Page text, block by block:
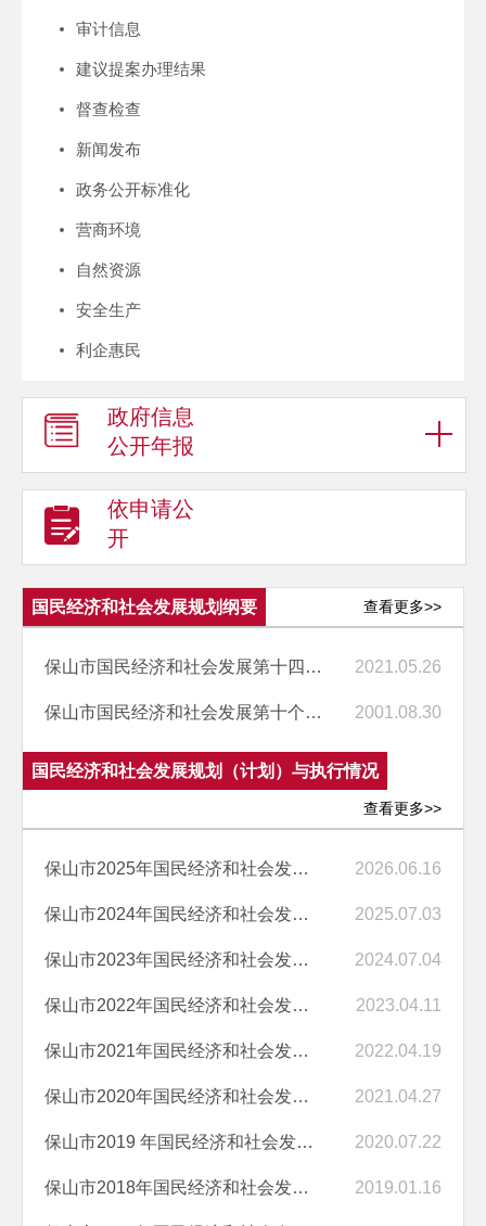
审计信息
建议提案办理结果
督查检查
新闻发布
政务公开标准化
营商环境
自然资源
安全生产
利企惠民
政府信息
公开年报
依申请公
开
国民经济和社会发展规划纲要 查看更多>>
保山市国民经济和社会发展第十四个五年规划和二〇三五年远景目标纲要 2021.05.26
保山市国民经济和社会发展第十个五年计划刚要 2001.08.30
国民经济和社会发展规划（计划）与执行情况
查看更多>>
保山市2025年国民经济和社会发展计划执行情况与2026年国民经济和社会发... 2026.06.16
保山市2024年国民经济和社会发展计划执行情况与2025年国民经济和社会发... 2025.07.03
保山市2023年国民经济和社会发展计划执行情况与2024年国民经济和社会发... 2024.07.04
保山市2022年国民经济和社会发展计划执行情况与2023年国民经济和社会发... 2023.04.11
保山市2021年国民经济和社会发展计划执行情况与2022年国民经济和社会发... 2022.04.19
保山市2020年国民经济和社会发展计划执行情况与2021年国民经济和社会发... 2021.04.27
保山市2019 年国民经济和社会发展计划执行情况与2020 年国民经济和社会... 2020.07.22
保山市2018年国民经济和社会发展计划执行情况与2019年国民经济和社会发... 2019.01.16